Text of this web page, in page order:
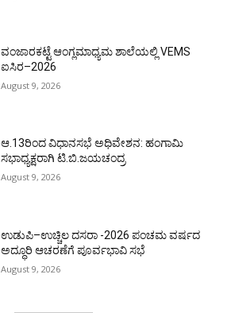
ವಂಜಾರಕಟ್ಟೆ ಆಂಗ್ಲಮಾಧ್ಯಮ ಶಾಲೆಯಲ್ಲಿ VEMS
ಐಸಿರ–2026
August 9, 2026
ಆ.13ರಿಂದ ವಿಧಾನಸಭೆ ಅಧಿವೇಶನ: ಹಂಗಾಮಿ
ಸಭಾಧ್ಯಕ್ಷರಾಗಿ ಟಿ.ಬಿ.ಜಯಚಂದ್ರ
August 9, 2026
ಉಡುಪಿ–ಉಚ್ಚಿಲ ದಸರಾ -2026 ಪಂಚಮ ವರ್ಷದ
ಅದ್ಧೂರಿ ಆಚರಣೆಗೆ ಪೂರ್ವಭಾವಿ ಸಭೆ
August 9, 2026